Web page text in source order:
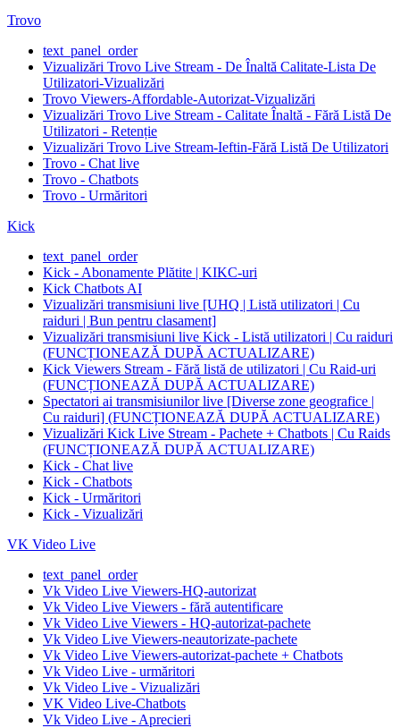
Trovo
text_panel_order
Vizualizări Trovo Live Stream - De Înaltă Calitate-Lista De
Utilizatori-Vizualizări
Trovo Viewers-Affordable-Autorizat-Vizualizări
Vizualizări Trovo Live Stream - Calitate Înaltă - Fără Listă De
Utilizatori - Retenție
Vizualizări Trovo Live Stream-Ieftin-Fără Listă De Utilizatori
Trovo - Chat live
Trovo - Chatbots
Trovo - Urmăritori
Kick
text_panel_order
Kick - Abonamente Plătite | KIKC-uri
Kick Chatbots AI
Vizualizări transmisiuni live [UHQ | Listă utilizatori | Cu
raiduri | Bun pentru clasament]
Vizualizări transmisiuni live Kick - Listă utilizatori | Cu raiduri
(FUNCȚIONEAZĂ DUPĂ ACTUALIZARE)
Kick Viewers Stream - Fără listă de utilizatori | Cu Raid-uri
(FUNCȚIONEAZĂ DUPĂ ACTUALIZARE)
Spectatori ai transmisiunilor live [Diverse zone geografice |
Cu raiduri] (FUNCȚIONEAZĂ DUPĂ ACTUALIZARE)
Vizualizări Kick Live Stream - Pachete + Chatbots | Cu Raids
(FUNCȚIONEAZĂ DUPĂ ACTUALIZARE)
Kick - Chat live
Kick - Chatbots
Kick - Urmăritori
Kick - Vizualizări
VK Video Live
text_panel_order
Vk Video Live Viewers-HQ-autorizat
Vk Video Live Viewers - fără autentificare
Vk Video Live Viewers - HQ-autorizat-pachete
Vk Video Live Viewers-neautorizate-pachete
Vk Video Live Viewers-autorizat-pachete + Chatbots
Vk Video Live - urmăritori
Vk Video Live - Vizualizări
VK Video Live-Chatbots
Vk Video Live - Aprecieri